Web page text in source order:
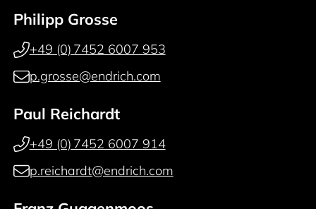
Philipp Grosse
+49 (0) 7452 6007 953
p.grosse@endrich.com
Paul Reichardt
+49 (0) 7452 6007 914
p.reichardt@endrich.com